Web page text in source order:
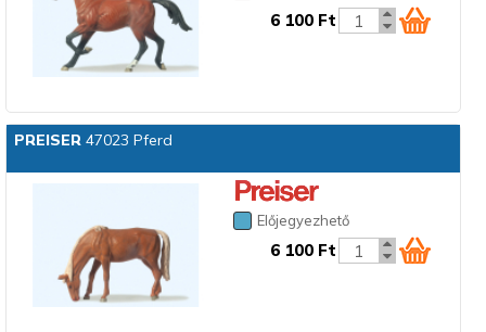
6 100 Ft
PREISER47023 Pferd
Előjegyezhető
6 100 Ft